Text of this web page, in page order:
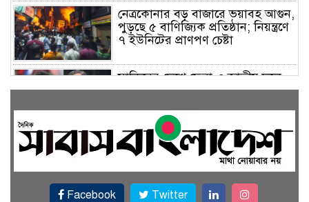
নেত্রকোনার বড় বাজারে ভয়াবহ আগুন,
পুড়ছে ৫ বাণিজ্যিক প্রতিষ্ঠান; নিয়ন্ত্রণে
৭ ইউনিটের প্রাণপণ চেষ্টা
সাকিবের দেশে ফেরা ও জাতীয় দলে
ফেরার সম্ভাবনা নেই, ইঙ্গিত ক্রীড়া
ফেসবুকে যুক্ত হলো বিকাশ, সহজ
হলো ডিজিটাল পেমেন্ট
Facebook Twitter